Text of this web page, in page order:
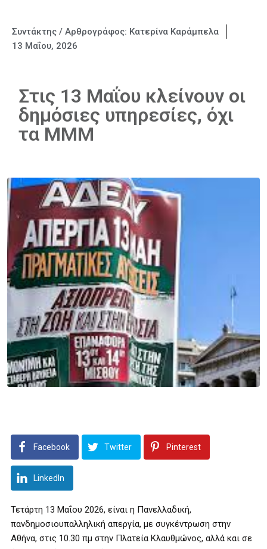
Συντάκτης / Αρθρογράφος: Κατερίνα Καράμπελα
13 Μαΐου, 2026
Στις 13 Μαΐου κλείνουν οι
δημόσιες υπηρεσίες, όχι
τα ΜΜΜ
Facebook Twitter Pinterest
LinkedIn
Τετάρτη 13 Μαΐου 2026, είναι η Πανελλαδική,
πανδημοσιουπαλληλική απεργία, με συγκέντρωση στην
Αθήνα, στις 10.30 πμ στην Πλατεία Κλαυθμώνος, αλλά και σε